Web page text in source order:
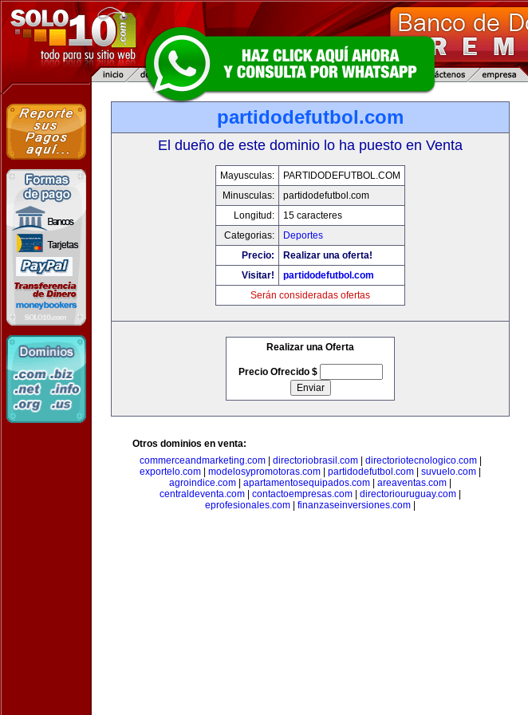
partidodefutbol.com
El dueño de este dominio lo ha puesto en Venta
Mayusculas:
PARTIDODEFUTBOL.COM
Minusculas:
partidodefutbol.com
Longitud:
15 caracteres
Categorias:
Deportes
Precio:
Realizar una oferta!
Visitar!
partidodefutbol.com
Serán consideradas ofertas
Realizar una Oferta
Precio Ofrecido $
Otros dominios en venta:
commerceandmarketing.com| directoriobrasil.com| directoriotecnologico.com|
exportelo.com
modelosypromotoras.com partidodefutbol.com suvuelo.com
agroindice.com
apartamentosequipados.com areaventas.com
centraldeventa.com
contactoempresas.com directoriouruguay.com
eprofesionales.com
finanzaseinversiones.com